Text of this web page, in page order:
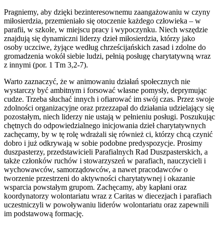
Pragniemy, aby dzięki bezinteresownemu zaangażowaniu w czyny
miłosierdzia, przemieniało się otoczenie każdego człowieka – w
parafii, w szkole, w miejscu pracy i wypoczynku. Niech wszędzie
znajdują się dynamiczni liderzy dzieł miłosierdzia, którzy jako
osoby uczciwe, żyjące według chrześcijańskich zasad i zdolne do
gromadzenia wokół siebie ludzi, pełnią posługę charytatywną wraz
z innymi (por. 1 Tm 3,2-7).
Warto zaznaczyć, że w animowaniu działań społecznych nie
wystarczy być ambitnym i forsować własne pomysły, deprymując
cudze. Trzeba słuchać innych i ofiarować im swój czas. Przez swoje
zdolności organizacyjne oraz przezzapał do działania udzielający się
pozostałym, niech liderzy nie ustają w pełnieniu posługi. Poszukując
chętnych do odpowiedzialnego inicjowania dzieł charytatywnych
zachęcamy, by w tę rolę wdrażali się również ci, którzy chcą czynić
dobro i już odkrywają w sobie podobne predyspozycje. Prosimy
duszpasterzy, przedstawicieli Parafialnych Rad Duszpasterskich, a
także członków ruchów i stowarzyszeń w parafiach nauczycieli i
wychowawców, samorządowców, a nawet pracodawców o
tworzenie przestrzeni do aktywności charytatywnej i okazanie
wsparcia powstałym grupom. Zachęcamy, aby kapłani oraz
koordynatorzy wolontariatu wraz z Caritas w diecezjach i parafiach
uczestniczyli w powoływaniu liderów wolontariatu oraz zapewnili
im podstawową formację.